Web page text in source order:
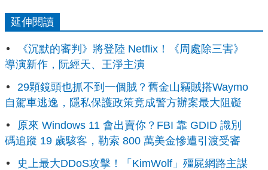
延伸閱讀
《沉默的審判》將登陸 Netflix！《周處除三害》
導演新作，阮經天、王淨主演
29顆鏡頭也抓不到一個賊？舊金山竊賊搭Waymo
自駕車逃逸，隱私保護政策竟成警方辦案最大阻礙
原來 Windows 11 會出賣你？FBI 靠 GDID 識別
碼追蹤 19 歲駭客，勒索 800 萬美金慘遭引渡受審
史上最大DDoS攻擊！「KimWolf」殭屍網路主謀